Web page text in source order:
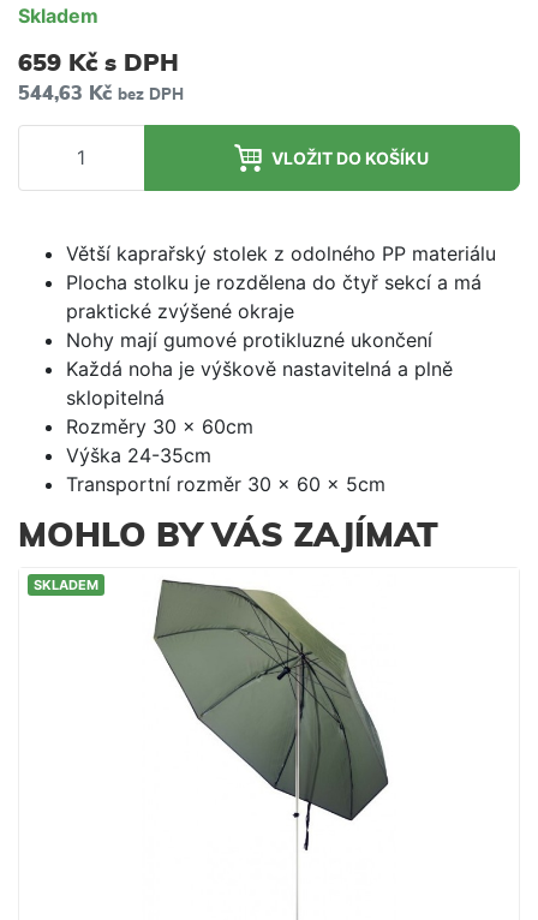
Skladem
659 Kč s DPH
544,63 Kč bez DPH
VLOŽIT DO KOŠÍKU
Větší kaprařský stolek z odolného PP materiálu
Plocha stolku je rozdělena do čtyř sekcí a má
praktické zvýšené okraje
Nohy mají gumové protikluzné ukončení
Každá noha je výškově nastavitelná a plně
sklopitelná
Rozměry 30 x 60cm
Výška 24-35cm
Transportní rozměr 30 x 60 x 5cm
MOHLO BY VÁS ZAJÍMAT
SKLADEM